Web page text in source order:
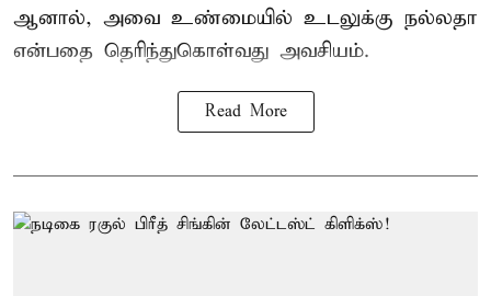
ஆனால், அவை உண்மையில் உடலுக்கு நல்லதா
என்பதை தெரிந்துகொள்வது அவசியம்.
Read More